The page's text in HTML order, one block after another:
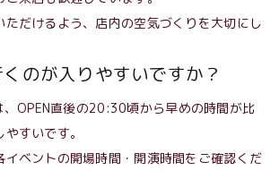
ただけるよう、店内の空気づくりを大切にし
のが入りやすいですか？
、OPEN直後の20:30頃から早めの時間が比
すいです。
イベントの開場時間・開演時間をご確認くだ